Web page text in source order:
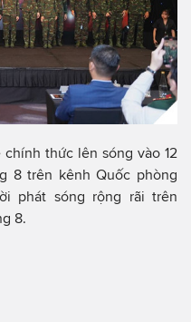
thức lên sóng vào 12
8 trên kênh Quốc phòng
phát sóng rộng rãi trên
8.